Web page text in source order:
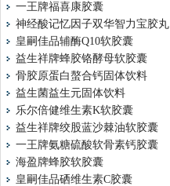
一王牌福喜康胶囊
神经酸记忆因子双华智力宝胶丸
皇嗣佳品辅酶Q10软胶囊
益生祥牌蜂胶铬酵母软胶囊
骨胶原蛋白螯合钙固体饮料
益生菌益生元固体饮料
乐尔倍健维生素K软胶囊
益生祥牌绞股蓝沙棘油软胶囊
一王牌氨糖硫酸软骨素钙胶囊
海盈牌蜂胶软胶囊
皇嗣佳品硒维生素C胶囊